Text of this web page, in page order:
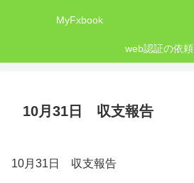
MyFxbook
web認証の依頼
10月31日 収支報告
10月31日 収支報告